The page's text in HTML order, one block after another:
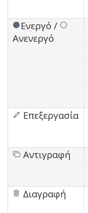
Ενεργό /
Ανενεργό
Επεξεργασία
Αντιγραφή
Διαγραφή